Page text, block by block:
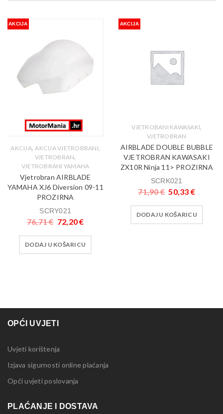
AKCIJA
AKCIJA, AKCIJA VJETROBRANI,
VJETROBRAN,
VJETROBRANI YAMAHA
Vjetrobran AIRBLADE
YAMAHA XJ6 Diversion 09-11
PROZIRNA
SCRY021
76,71€ 72,20€
DODAJ U KOŠARICU
AKCIJA
VJETROBANI KAWASAKI,
VJETROBRAN
AIRBLADE DOUBLE BUBBLE
VJETROBRAN KAWASAKI
ZX10R Ninja 11> PROZIRNA
SCRK021
71,90€ 50,33 €
DODAJ U KOŠARICU
OPĆI UVJETI
Uvjeti korištenja
Izjava sigurnosti online plaćanja
Opći uvjeti poslovanja
PLAĆANJE I DOSTAVA